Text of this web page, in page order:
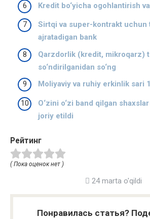
Kredit bo‘yicha ogohlantirish
Sirtqi va super-kontrakt uchun
ajratadigan bank
Qarzdorlik (kredit, mikroqarz)
so‘ndirilganidan so‘ng
Moliyaviy va ruhiy erkinlik sari
O‘zini o‘zi band qilgan
joriy etildi
Рейтинг
( Пока оценок нет )
24 marta o'qildi
Понравилась статья?